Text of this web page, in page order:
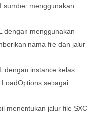
sumber menggunakan
dengan menggunakan
nama file dan jalur
dengan instance kelas
sebagai
menentukan jalur file SXC